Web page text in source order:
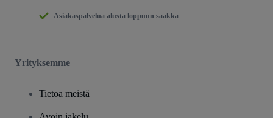
Asiakaspalvelua alusta loppuun saakka
Yrityksemme
Tietoa meistä